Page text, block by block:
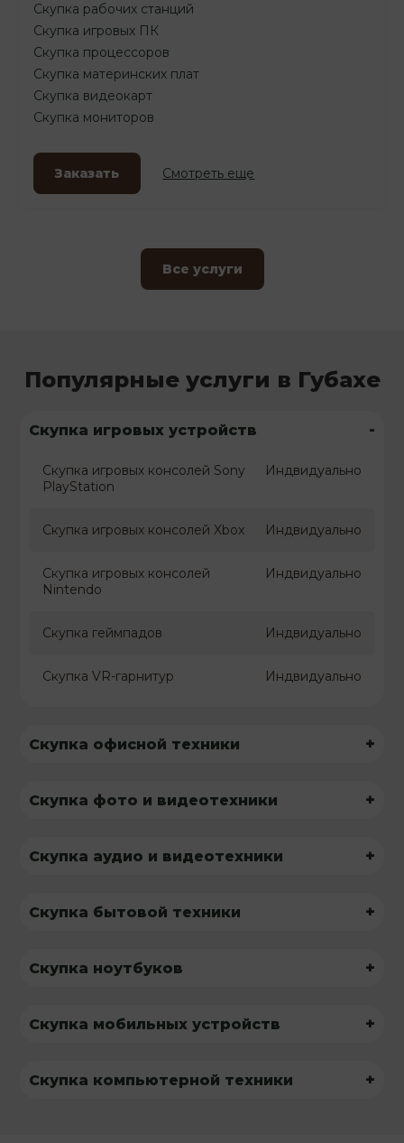
Скупка рабочих станций
Скупка игровых ПК
Скупка процессоров
Скупка материнских плат
Скупка видеокарт
Скупка мониторов
Заказать Смотреть еще
Все услуги
Популярные услуги в Губахе
Скупка игровых устройств -
Скупка игровых консолей Sony
PlayStation
Индвидуально
Скупка игровых консолей Xbox Индвидуально
Скупка игровых консолей
Nintendo
Индвидуально
Скупка геймпадов Индвидуально
Скупка VR-гарнитур Индвидуально
Скупка офисной техники +
Скупка фото и видеотехники +
Скупка аудио и видеотехники +
Скупка бытовой техники +
Скупка ноутбуков +
Скупка мобильных устройств +
Скупка компьютерной техники +